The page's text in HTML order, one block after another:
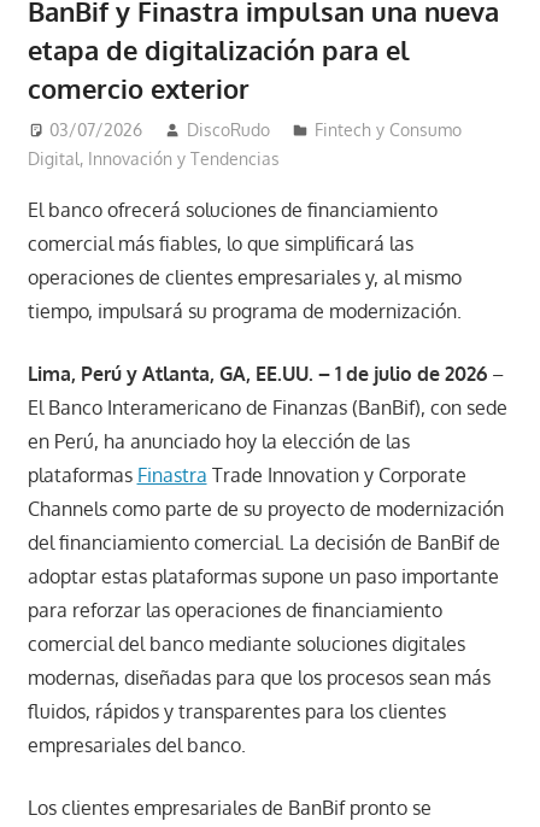
BanBif y Finastra impulsan una nueva
etapa de digitalización para el
comercio exterior
03/07/2026 DiscoRudo
Fintech y Consumo
Digital, Innovación y Tendencias
El banco ofrecerá soluciones de financiamiento
comercial más fiables, lo que simplificará las
operaciones de clientes empresariales y, al mismo
tiempo, impulsará su programa de modernización.
Lima, Perú y Atlanta, GA, EE.UU. – 1 de julio de 2026 –
El Banco Interamericano de Finanzas (BanBif), con sede
en Perú, ha anunciado hoy la elección de las
plataformas Finastra Trade Innovation y Corporate
Channels como parte de su proyecto de modernización
del financiamiento comercial. La decisión de BanBif de
adoptar estas plataformas supone un paso importante
para reforzar las operaciones de financiamiento
comercial del banco mediante soluciones digitales
modernas, diseñadas para que los procesos sean más
fluidos, rápidos y transparentes para los clientes
empresariales del banco.
Los clientes empresariales de BanBif pronto se